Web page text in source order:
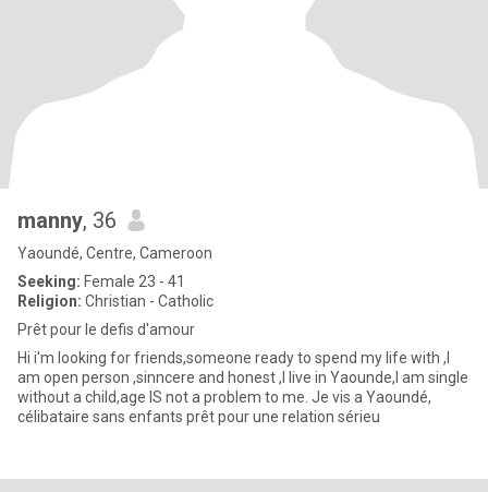
manny, 36
Yaoundé, Centre, Cameroon
Seeking: Female 23 - 41
Religion: Christian - Catholic
Prêt pour le defis d'amour
Hi i'm looking for friends,someone ready to spend my life with ,I
am open person ,sinncere and honest ,I live in Yaounde,I am single
without a child,age IS not a problem to me. Je vis a Yaoundé,
célibataire sans enfants prêt pour une relation sérieu